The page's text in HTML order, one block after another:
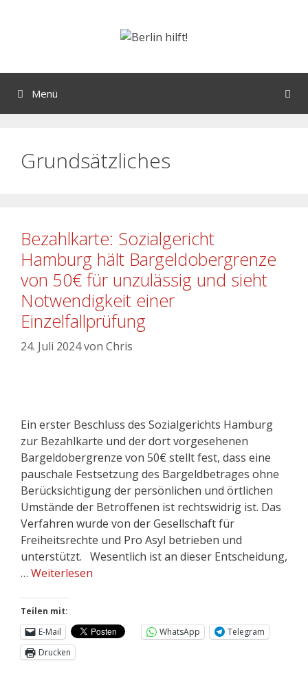
Menü
Grundsätzliches
Bezahlkarte: Sozialgericht
Hamburg hält Bargeldobergrenze
von 50€ für unzulässig und sieht
Notwendigkeit einer
Einzelfallprüfung
24. Juli 2024von Chris
Ein erster Beschluss des Sozialgerichts Hamburg
zur Bezahlkarte und der dort vorgesehenen
Bargeldobergrenze von 50€ stellt fest, dass eine
pauschale Festsetzung des Bargeldbetrages ohne
Berücksichtigung der persönlichen und örtlichen
Umstände der Betroffenen ist rechtswidrig ist. Das
Verfahren wurde von der Gesellschaft für
Freiheitsrechte und Pro Asyl betrieben und
unterstützt. Wesentlich ist an dieser Entscheidung,
… Weiterlesen
Teilen mit:
E-Mail
WhatsApp
Telegram
Drucken